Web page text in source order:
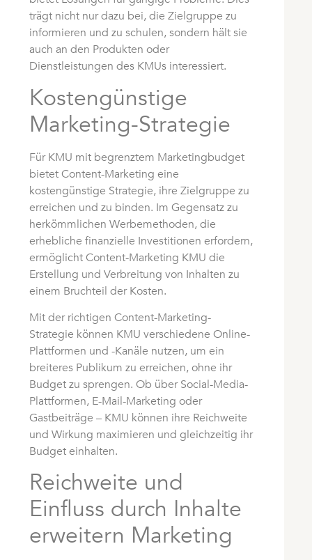
trägt nicht nur dazu bei, die Zielgruppe zu
informieren und zu schulen, sondern hält sie
auch an den Produkten oder
Dienstleistungen des KMUs interessiert.
Kostengünstige
Marketing-Strategie
Für KMU mit begrenztem Marketingbudget
bietet Content-Marketing eine
kostengünstige Strategie, ihre Zielgruppe zu
erreichen und zu binden. Im Gegensatz zu
herkömmlichen Werbemethoden, die
erhebliche finanzielle Investitionen erfordern,
ermöglicht Content-Marketing KMU die
Erstellung und Verbreitung von Inhalten zu
einem Bruchteil der Kosten.
Mit der richtigen Content-Marketing-
Strategie können KMU verschiedene Online-
Plattformen und -Kanäle nutzen, um ein
breiteres Publikum zu erreichen, ohne ihr
Budget zu sprengen. Ob über Social-Media-
Plattformen, E-Mail-Marketing oder
Gastbeiträge – KMU können ihre Reichweite
und Wirkung maximieren und gleichzeitig ihr
Budget einhalten.
Reichweite und
Einfluss durch Inhalte
erweitern Marketing